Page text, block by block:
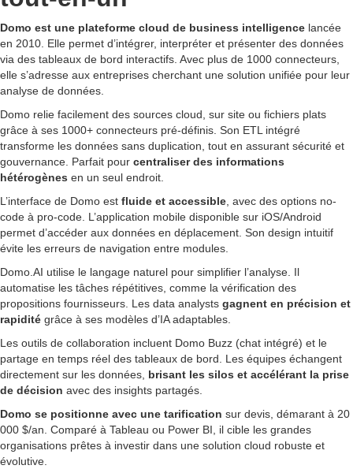
Domo est une plateforme cloud de business intelligence lancée
en 2010. Elle permet d’intégrer, interpréter et présenter des données
via des tableaux de bord interactifs. Avec plus de 1000 connecteurs,
elle s’adresse aux entreprises cherchant une solution unifiée pour leur
analyse de données.
Domo relie facilement des sources cloud, sur site ou fichiers plats
grâce à ses 1000+ connecteurs pré-définis. Son ETL intégré
transforme les données sans duplication, tout en assurant sécurité et
gouvernance. Parfait pour centraliser des informations
hétérogènes en un seul endroit.
L’interface de Domo est fluide et accessible , avec des options no-
code à pro-code. L’application mobile disponible sur iOS/Android
permet d’accéder aux données en déplacement. Son design intuitif
évite les erreurs de navigation entre modules.
Domo.AI utilise le langage naturel pour simplifier l’analyse. Il
automatise les tâches répétitives, comme la vérification des
propositions fournisseurs. Les data analysts gagnent en précision et
rapidité grâce à ses modèles d’IA adaptables.
Les outils de collaboration incluent Domo Buzz (chat intégré) et le
partage en temps réel des tableaux de bord. Les équipes échangent
directement sur les données, brisant les silos et accélérant la prise
de décision avec des insights partagés.
Domo se positionne avec une tarification sur devis, démarant à 20
000 $/an. Comparé à Tableau ou Power BI, il cible les grandes
organisations prêtes à investir dans une solution cloud robuste et
évolutive.